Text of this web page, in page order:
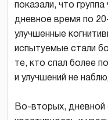
показали, что
дневное время по
улучшенные
испытуемые стали
те, кто спал более
и улучшений не
Во-вторых, дневной